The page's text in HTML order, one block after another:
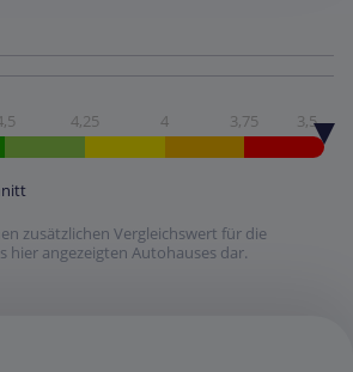
4,25 4 3,75 3,5
zusätzlichen Vergleichswert für die
hier angezeigten Autohauses dar.